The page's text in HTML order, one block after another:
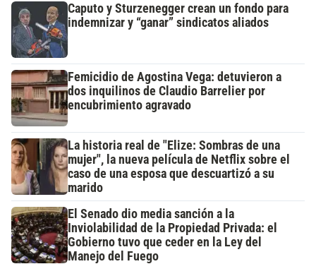
Caputo y Sturzenegger crean un fondo para
indemnizar y “ganar” sindicatos aliados
Femicidio de Agostina Vega: detuvieron a
dos inquilinos de Claudio Barrelier por
encubrimiento agravado
La historia real de "Elize: Sombras de una
mujer", la nueva película de Netflix sobre el
caso de una esposa que descuartizó a su
marido
El Senado dio media sanción a la
Inviolabilidad de la Propiedad Privada: el
Gobierno tuvo que ceder en la Ley del
Manejo del Fuego